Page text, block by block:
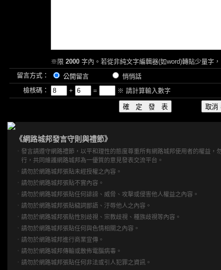
※限 2000 字內。若從非純文字編輯器(如word)轉貼少量字
留言方式：
公開留言
悄悄話
檢核碼：
+ = ※ 請計算輸入數字
《網路城邦發言守則與禮節》
‧ 發言請遵守網路禮節，以平和理性的態度尊重所有網路城邦使用者的權益，
行，共同維護網路城邦為一優質的意見發表交流平台。
‧ 請勿於網路城邦張貼未經授權之內容。
‧ 請勿於網路城邦張貼不實內容。
‧ 請勿於網路城邦張貼任何誹謗、威脅、攻擊或侵害他人權益之內容。
‧ 請勿於網路城邦張貼穢詞鄙語、汙辱他人之內容。
‧ 請勿於網路城邦張貼性別歧視、宗教歧視、種族歧視等內容。
‧ 請勿於網路城邦張貼任何與色情相關之內容。
‧ 請勿於網路城邦進行商業宣傳。
‧ 請勿於網路城邦傳輸或散佈電腦病毒。
‧ 請勿於網路城邦張貼任何非法或引人犯罪之資訊。